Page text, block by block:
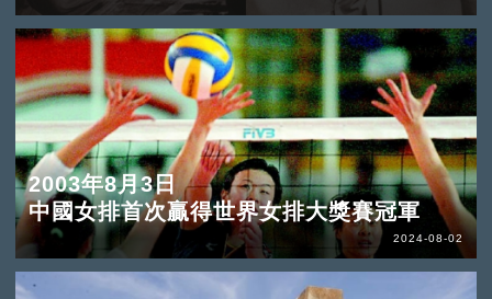
2003年8月3日
中國女排首次贏得世界女排大獎賽冠軍
2024-08-02